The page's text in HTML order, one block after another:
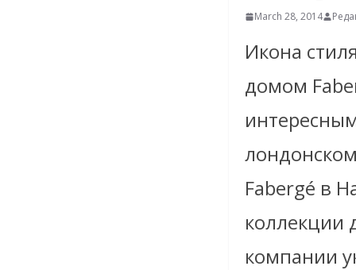
March 28, 2014
Икона
домом
Fabergé в
коллекции
компании